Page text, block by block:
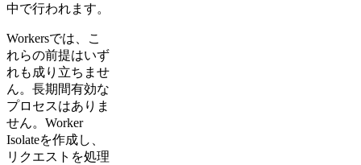
中で行われます。
Workersでは、こ
れらの前提はいず
れも成り立ちませ
ん。長期間有効な
プロセスはありま
せん。Worker
Isolateを作成し、
リクエストを処理